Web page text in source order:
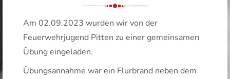
Am 02.09.2023 wurden wir von der
Feuerwehrjugend Pitten zu einer gemeinsamen
Übung eingeladen.
Übungsannahme war ein Flurbrand neben dem